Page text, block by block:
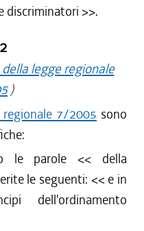
discriminatori >>.
legge regionale
)
7/2005 sono
le parole << della
le seguenti: << e in
dell'ordinamento